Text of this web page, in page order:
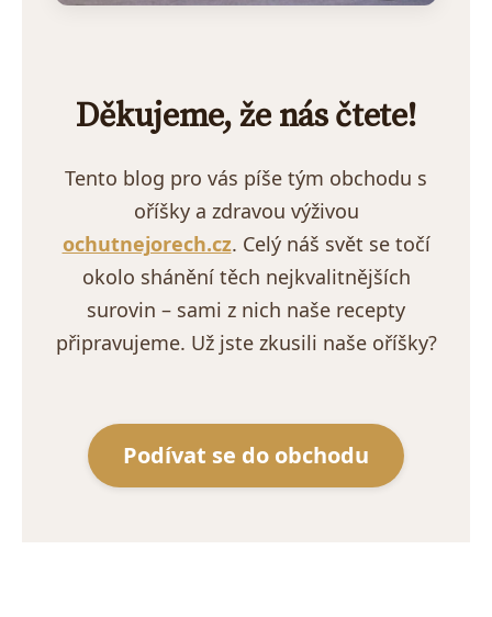
Děkujeme, že nás čtete!
Tento blog pro vás píše tým obchodu s
oříšky a zdravou výživou
ochutnejorech.cz. Celý náš svět se točí
okolo shánění těch nejkvalitnějších
surovin – sami z nich naše recepty
připravujeme. Už jste zkusili naše oříšky?
Podívat se do obchodu